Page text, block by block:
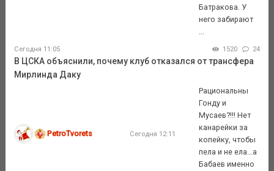
Батракова. У
него забирают
Сегодня 11:05 1520 24
В ЦСКА объяснили, почему клуб отказался от трансфера
Мирлинда Даку
PetroTvorets Сегодня 12:11
Рациональны
Гонду и
Мусаев?!!! Нет
канарейки за
копейку, чтобы
пела и не ела...а
Бабаев именно